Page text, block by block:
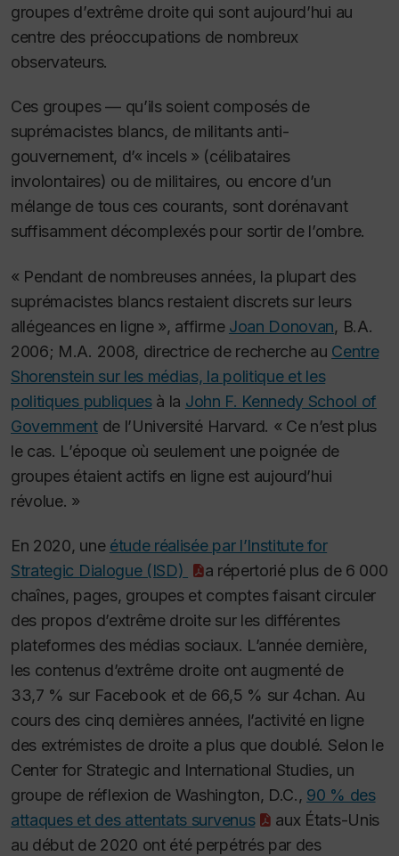
groupes d’extrême droite qui sont aujourd’hui au
centre des préoccupations de nombreux
observateurs.
Ces groupes — qu’ils soient composés de
suprémacistes blancs, de militants anti-
gouvernement, d’« incels » (célibataires
involontaires) ou de militaires, ou encore d’un
mélange de tous ces courants, sont dorénavant
suffisamment décomplexés pour sortir de l’ombre.
« Pendant de nombreuses années, la plupart des
suprémacistes blancs restaient discrets sur leurs
allégeances en ligne », affirme Joan Donovan, B.A.
2006; M.A. 2008, directrice de recherche au Centre
Shorenstein sur les médias, la politique et les
politiques publiquesà la John F. Kennedy School of
Government de l’Université Harvard. « Ce n’est plus
le cas. L’époque où seulement une poignée de
groupes étaient actifs en ligne est aujourd’hui
révolue. »
En 2020, une étude réalisée par l’Institute for
Strategic Dialogue (ISD)
a répertorié plus de 6 000
chaînes, pages, groupes et comptes faisant circuler
des propos d’extrême droite sur les différentes
plateformes des médias sociaux. L’année dernière,
les contenus d’extrême droite ont augmenté de
33,7 % sur Facebook et de 66,5 % sur 4chan. Au
cours des cinq dernières années, l’activité en ligne
des extrémistes de droite a plus que doublé. Selon le
Center for Strategic and International Studies, un
groupe de réflexion de Washington, D.C., 90 % des
attaques et des attentats survenus
aux États-Unis
au début de 2020 ont été perpétrés par des